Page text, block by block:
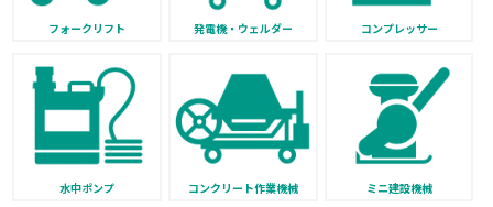
フォークリフト 発電機・ウェルダー コンプレッサー
水中ポンプ コンクリート作業機械 ミニ建設機械